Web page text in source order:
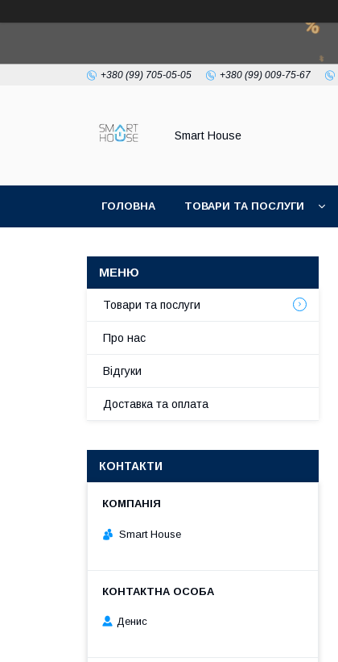
+380 (99) 705-05-05 +380 (99) 009-75-67
Smart House
ГОЛОВНА ТОВАРИ ТА ПОСЛУГИ
Товари та послуги
Про нас
Відгуки
Доставка та оплата
КОНТАКТИ
Smart House
Денис